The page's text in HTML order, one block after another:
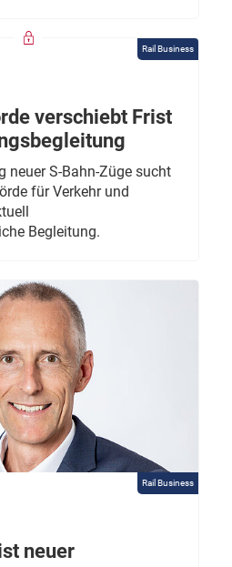
Rail Business
verschiebt Frist
neuer S-Bahn-Züge sucht
für Verkehr und
Begleitung.
Rail Business
neuer